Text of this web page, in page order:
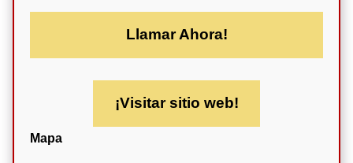
Llamar Ahora!
¡Visitar sitio web!
Mapa